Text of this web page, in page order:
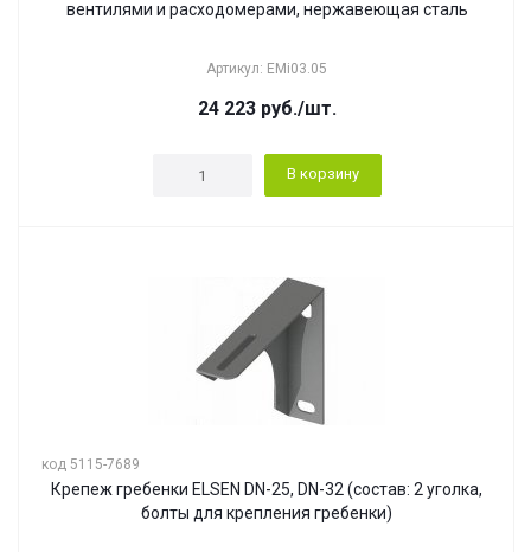
вентилями и расходомерами, нержавеющая сталь
Артикул: EMi03.05
24 223руб./шт.
В корзину
код 5115-7689
Крепеж гребенки ELSEN DN-25, DN-32 (состав: 2 уголка,
болты для крепления гребенки)